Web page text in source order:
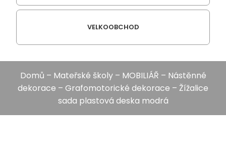
VELKOOBCHOD
Domů – Mateřské školy– MOBILIÁŘ – Nástěnné
dekorace – Grafomotorické dekorace – Žížalice
sada plastová deska modrá